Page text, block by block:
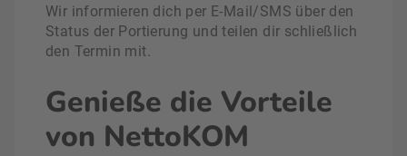
Wir informieren dich per E-Mail/SMS über den
Status der Portierung und teilen dir schließlich
den Termin mit.
Genieße die Vorteile
von NettoKOM